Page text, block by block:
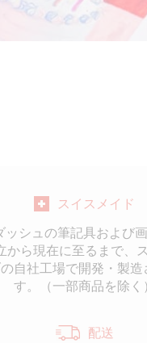
スイスメイド
ッシュの筆記具および
から現在に至るまで、
自社工場で開発・製造
す。（一部商品を除く）
配送